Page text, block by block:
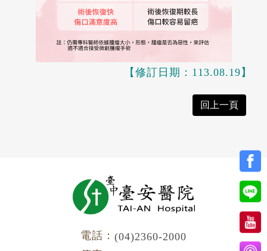
【修訂日期：113.08.19】
回上一頁
電話： (04)2360-2000